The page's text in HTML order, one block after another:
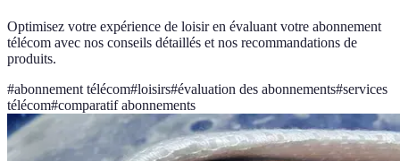
Optimisez votre expérience de loisir en évaluant votre abonnement
télécom avec nos conseils détaillés et nos recommandations de
produits.
#abonnement télécom#loisirs#évaluation des abonnements#services
télécom#comparatif abonnements